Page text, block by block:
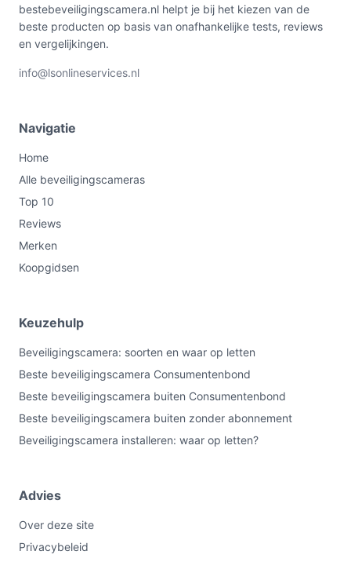
bestebeveiligingscamera.nl helpt je bij het kiezen van de
beste producten op basis van onafhankelijke tests, reviews
en vergelijkingen.
info@lsonlineservices.nl
Navigatie
Home
Alle beveiligingscameras
Top 10
Reviews
Merken
Koopgidsen
Keuzehulp
Beveiligingscamera: soorten en waar op letten
Beste beveiligingscamera Consumentenbond
Beste beveiligingscamera buiten Consumentenbond
Beste beveiligingscamera buiten zonder abonnement
Beveiligingscamera installeren: waar op letten?
Advies
Over deze site
Privacybeleid